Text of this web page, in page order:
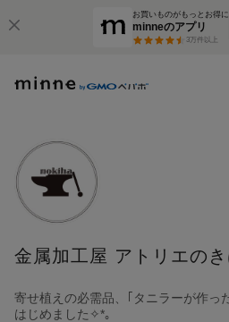
お買いものがもっとお得に
minneのアプリ
3万件以上
金属加工屋 アトリエのき
寄せ植えの必需品、｢タニラーが作っ
はじめました✧*｡